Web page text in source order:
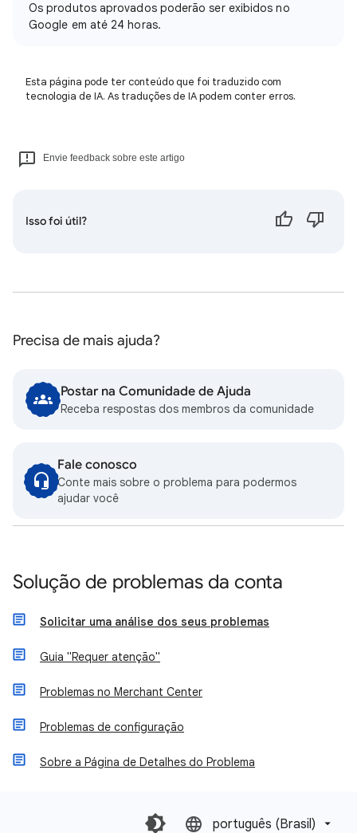
Os produtos aprovados poderão ser exibidos no
Google em até 24 horas.
Esta página pode ter conteúdo que foi traduzido com
tecnologia de IA. As traduções de IA podem conter erros.
Envie feedback sobre este artigo
Isso foi útil?
Precisa de mais ajuda?
Postar na Comunidade de Ajuda
Receba respostas dos membros da comunidade
Fale conosco
Conte mais sobre o problema para podermos
ajudar você
Solução de problemas da conta
Solicitar uma análise dos seus problemas
Guia "Requer atenção"
Problemas no Merchant Center
Problemas de configuração
Sobre a Página de Detalhes do Problema
português (Brasil)‎